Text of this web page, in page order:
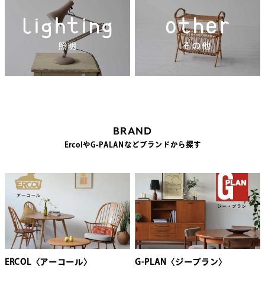
BRAND
ErcolやG-PALANなどブランドから探す
ERCOL〈アーコール〉 G-PLAN〈ジープラン〉